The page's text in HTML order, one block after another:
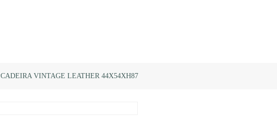
CADEIRA VINTAGE LEATHER 44X54XH87